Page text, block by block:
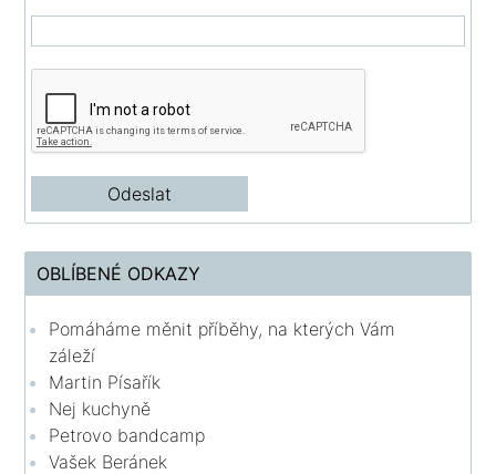
OBLÍBENÉ ODKAZY
Pomáháme měnit příběhy, na kterých Vám
záleží
Martin Písařík
Nej kuchyně
Petrovo bandcamp
Vašek Beránek